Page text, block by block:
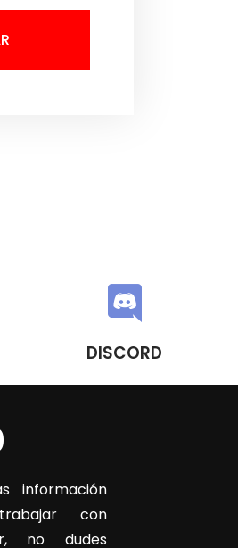
DISCORD
información
con
no dudes